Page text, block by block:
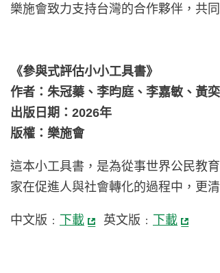
樂施會致力支持台灣的合作夥伴，共
《參與式評估小小工具書》
作者： 朱冠蓁、李昀庭、李嘉敏、黃
出版日期：2026年
版權：樂施會
這本小工具書，是為從事世界公民教
家在促進人與社會轉化的過程中，更
中文版﹕ 下載 英文版﹕ 下載